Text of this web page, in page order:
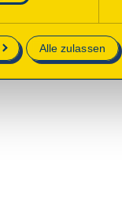
Alle zulassen
Sie durch die
und Wirken